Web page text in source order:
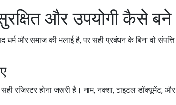
और उपयोगी कैसे बने
और समाज की भलाई है, पर सही प्रबंधन के बिना वो
रजिस्टर होना जरूरी है। नाम, नक्शा, टाइटल डॉक्यूमेंट,